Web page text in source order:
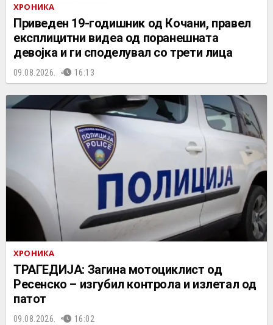
ХРОНИКА
Приведен 19-годишник од Кочани, правел
експлицитни видеа од поранешната
девојка и ги споделувал со трети лица
09.08.2026. 16:13
ХРОНИКА
ТРАГЕДИЈА: Загина мотоциклист од
Ресенско – изгубил контрола и излетал од
патот
09.08.2026. 16:02